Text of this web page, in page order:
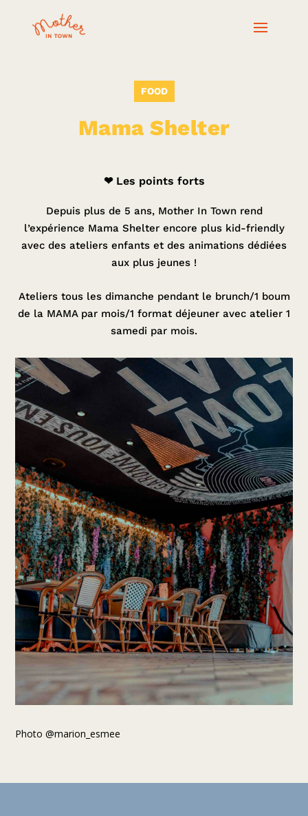
FOOD
Mama Shelter
❤ Les points forts
Depuis plus de 5 ans, Mother In Town rend
l’expérience Mama Shelter encore plus kid-friendly
avec des ateliers enfants et des animations dédiées
aux plus jeunes !
Ateliers tous les dimanche pendant le brunch/1 boum
de la MAMA par mois/1 format déjeuner avec atelier 1
samedi par mois.
Photo @marion_esmee